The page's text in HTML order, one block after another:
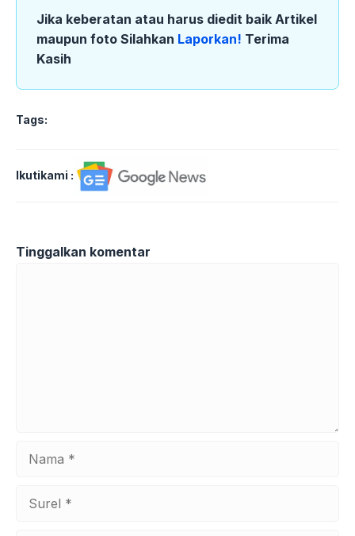
Jika keberatan atau harus diedit baik Artikel
maupun foto Silahkan Laporkan! Terima
Kasih
Tags:
Ikutikami :
Tinggalkan komentar